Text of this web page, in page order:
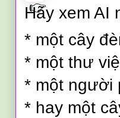
Hãy xem AI
* một cây
* một thư
* một người
* hay một